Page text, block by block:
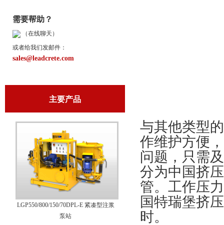
需要帮助？
（在线聊天）
或者给我们发邮件：
sales@leadcrete.com
主要产品
LGP550/800/150/70DPL-E 紧凑型注浆
泵站
与其他类型
作维护方便
问题，只需
分为中国挤
管。工作压
国特瑞堡挤
时。